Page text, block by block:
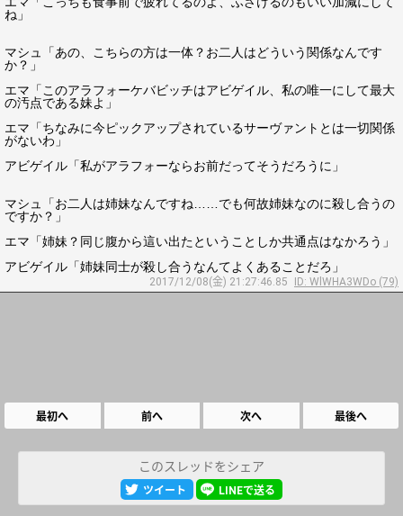
ね」
マシュ「あの、こちらの方は一体？お二人はどういう関係なんです
か？」
エマ「このアラフォーケバビッチはアビゲイル、私の唯一にして最大
の汚点である妹よ」
エマ「ちなみに今ピックアップされているサーヴァントとは一切関係
がないわ」
アビゲイル「私がアラフォーならお前だってそうだろうに」
マシュ「お二人は姉妹なんですね……でも何故姉妹なのに殺し合うの
ですか？」
エマ「姉妹？同じ腹から這い出たということしか共通点はなかろう」
アビゲイル「姉妹同士が殺し合うなんてよくあることだろ」
2017/12/08(金) 21:27:46.85 ID: WlWHA3WDo (79)
最初へ 前へ 次へ 最後へ
このスレッドをシェア
ツイート LINEで送る